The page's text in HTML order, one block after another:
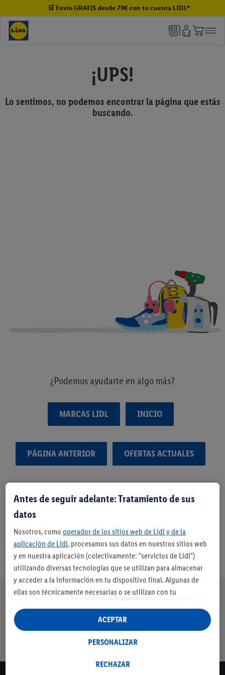
🛒 Envío GRATIS desde 79€ con tu cuenta LIDL*
¡UPS!
Lo sentimos, no podemos encontrar la página que estás
buscando.
¿Podemos ayudarte en algo más?
MARCAS LIDL INICIO
PÁGINA ANTERIOR OFERTAS ACTUALES
Nuestra promesa de Lidl
gratuitos a
partir de 79€
máximo 3 días
Antes de seguir adelante: Tratamiento de sus
datos
Nosotros, como operador de los sitios web de Lidl y de la
aplicación de Lidl, procesamos sus datos en nuestros sitios web
y en nuestra aplicación (colectivamente: "servicios de Lidl")
utilizando diversas tecnologías que se utilizan para almacenar
y acceder a la información en tu dispositivo final. Algunas de
ellas son técnicamente necesarias o se utilizan con tu
estadísticas o para publicidad personalizada dentro y fuera de
los servicios Lidl. Si participa en el programa Lidl Plus, los datos
de su comportamiento de compra en la tienda también se
Si da su consentimiento aquí con fines de publicidad
RECHAZAR
PERSONALIZAR
ACEPTAR